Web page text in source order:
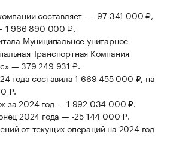
составляет — -97 341 000 ₽,
1 966 890 000 ₽.
Муниципальное унитарное
Транспортная Компания
— 379 249 931 ₽.
года составила 1 669 455 000 ₽, на
₽.
за 2024 год — 1 992 034 000 ₽.
2024 года — -25 144 000 ₽.
от текущих операций на 2024 год